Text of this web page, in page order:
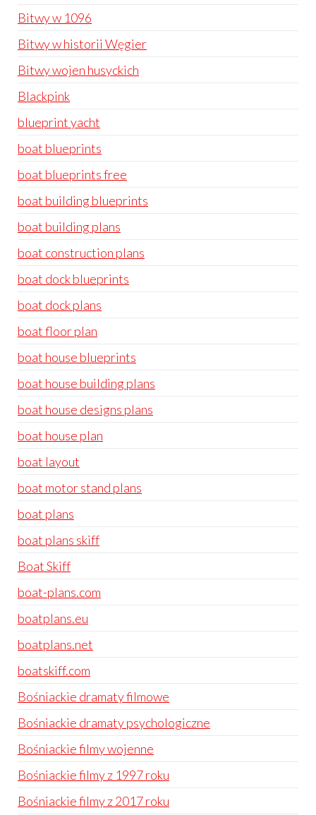
Bitwy w 1096
Bitwy w historii Węgier
Bitwy wojen husyckich
Blackpink
blueprint yacht
boat blueprints
boat blueprints free
boat building blueprints
boat building plans
boat construction plans
boat dock blueprints
boat dock plans
boat floor plan
boat house blueprints
boat house building plans
boat house designs plans
boat house plan
boat layout
boat motor stand plans
boat plans
boat plans skiff
Boat Skiff
boat-plans.com
boatplans.eu
boatplans.net
boatskiff.com
Bośniackie dramaty filmowe
Bośniackie dramaty psychologiczne
Bośniackie filmy wojenne
Bośniackie filmy z 1997 roku
Bośniackie filmy z 2017 roku